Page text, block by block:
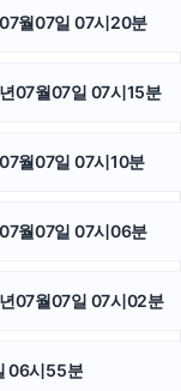
월07일 07시20분
07월07일 07시15분
월07일 07시10분
월07일 07시06분
07월07일 07시02분
06시55분